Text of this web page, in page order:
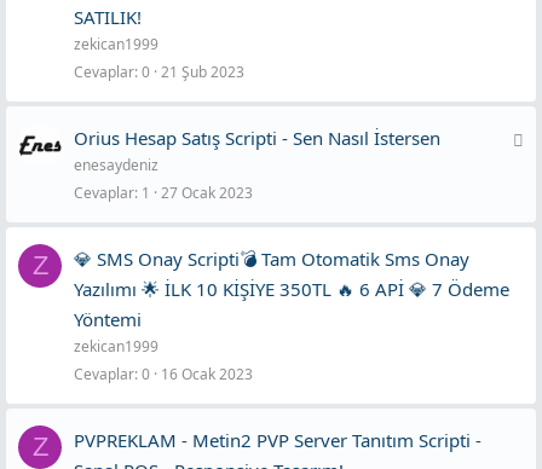
SATILIK!
zekican1999
Cevaplar 0 21 Şub 2023
e
Orius Hesap Satış Scripti - Sen Nasıl İstersen
enesaydeniz
Cevaplar 1 27 Ocak 2023
Z
💎 SMS Onay Scripti💣 Tam Otomatik Sms Onay
Yazılımı 🌟 İLK 10 KİŞİYE 350TL 🔥 6 APİ 💎 7 Ödeme
Yöntemi
zekican1999
Cevaplar 0 16 Ocak 2023
Z
PVPREKLAM - Metin2 PVP Server Tanıtım Scripti -